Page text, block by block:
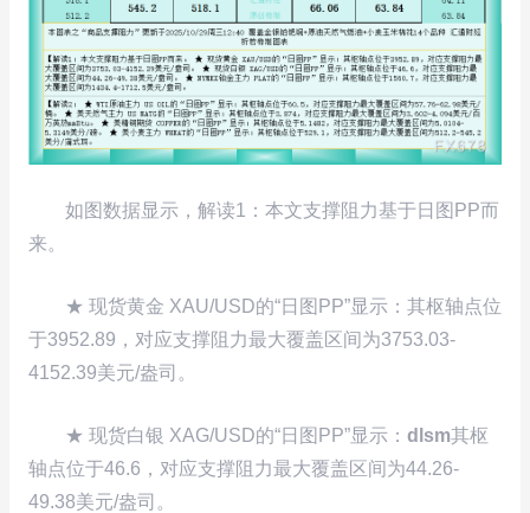
如图数据显示，解读1：本文支撑阻力基于日图PP而
来。
★ 现货黄金 XAU/USD的“日图PP”显示：其枢轴点位
于3952.89，对应支撑阻力最大覆盖区间为3753.03-
4152.39美元/盎司。
★ 现货白银 XAG/USD的“日图PP”显示： dlsm其枢
轴点位于46.6，对应支撑阻力最大覆盖区间为44.26-
49.38美元/盎司。